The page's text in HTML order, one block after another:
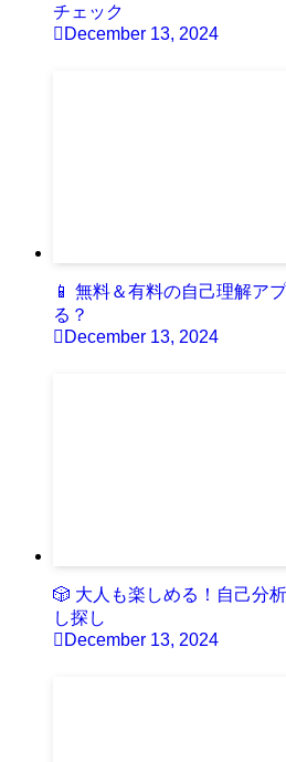
チェック
December 13, 2024
📱 無料＆有料の自己理解ア
る？
December 13, 2024
🎲 大人も楽しめる！自己分
し探し
December 13, 2024